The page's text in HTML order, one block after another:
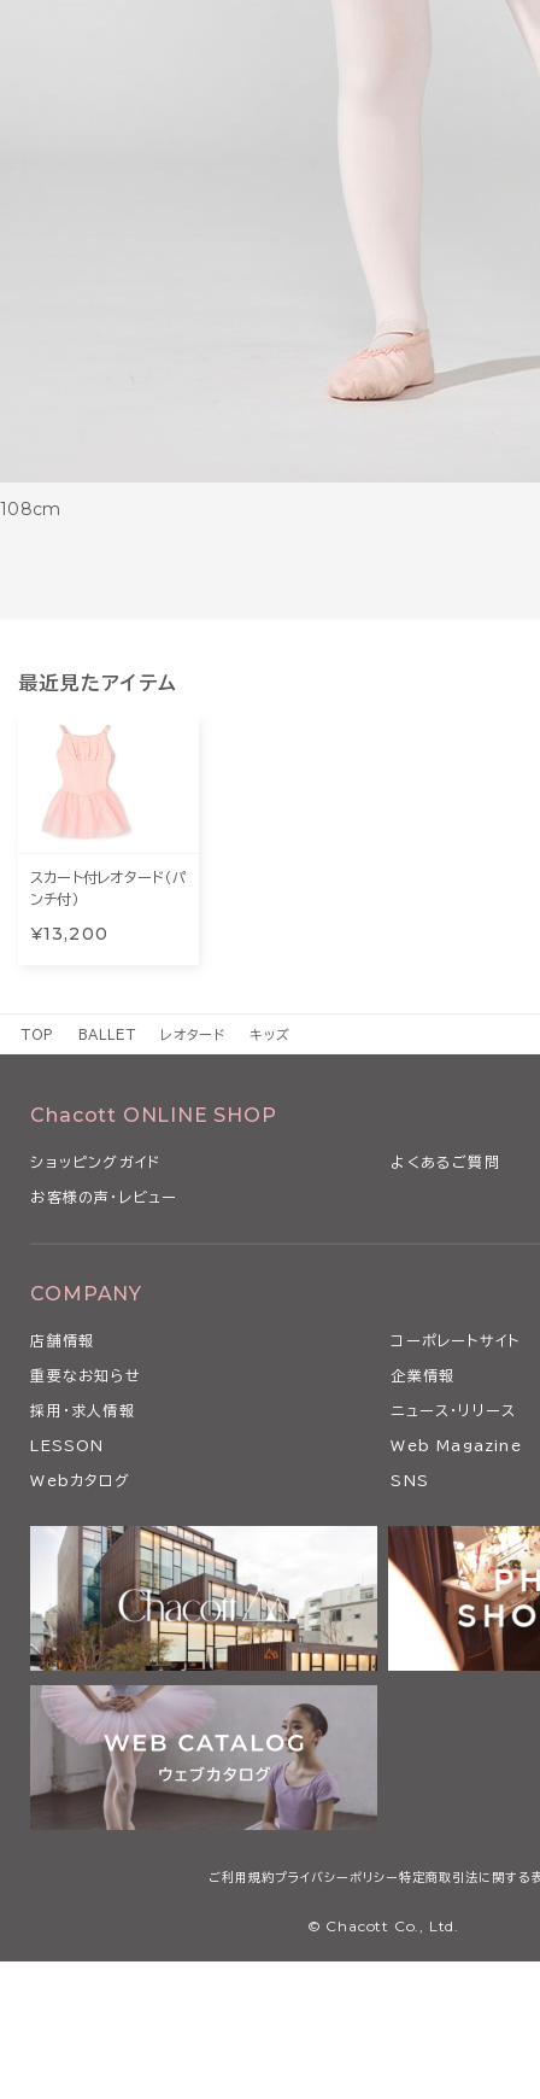
108cm
最近見たアイテム
スカート付レオタード（パ
ンチ付）
¥13,200
TOP BALLET レオタード キッズ
Chacott ONLINE SHOP
ショッピングガイド よくあるご質問
お客様の声・レビュー
COMPANY
店舗情報 コーポレートサイト
重要なお知らせ 企業情報
採用・求人情報 ニュース・リリース
LESSON Web Magazine
Webカタログ SNS
ご利用規約プライバシーポリシー 特定商取引法に関する
© Chacott Co., Ltd.